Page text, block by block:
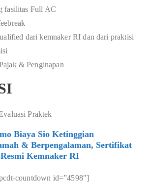
fasilitas Full AC
dari kemnaker RI dan dari praktisi
& Penginapan
Praktek
Biaya Sio Ketinggian
& Berpengalaman, Sertifikat
Resmi Kemnaker RI
countdown id=”4598″]